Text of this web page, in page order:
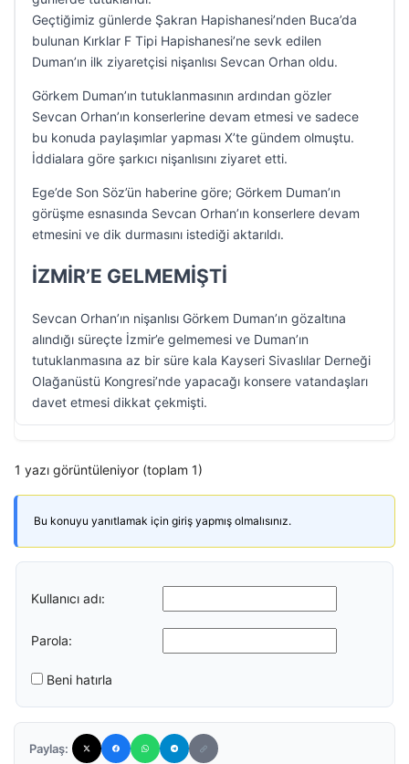
Geçtiğimiz günlerde Şakran Hapishanesi’nden Buca’da
bulunan Kırklar F Tipi Hapishanesi’ne sevk edilen
Duman’ın ilk ziyaretçisi nişanlısı Sevcan Orhan oldu.
Görkem Duman’ın tutuklanmasının ardından gözler
Sevcan Orhan’ın konserlerine devam etmesi ve sadece
bu konuda paylaşımlar yapması X’te gündem olmuştu.
İddialara göre şarkıcı nişanlısını ziyaret etti.
Ege’de Son Söz’ün haberine göre; Görkem Duman’ın
görüşme esnasında Sevcan Orhan’ın konserlere devam
etmesini ve dik durmasını istediği aktarıldı.
İZMİR’E GELMEMİŞTİ
Sevcan Orhan’ın nişanlısı Görkem Duman’ın gözaltına
alındığı süreçte İzmir’e gelmemesi ve Duman’ın
tutuklanmasına az bir süre kala Kayseri Sivaslılar Derneği
Olağanüstü Kongresi’nde yapacağı konsere vatandaşları
davet etmesi dikkat çekmişti.
1 yazı görüntüleniyor (toplam 1)
Bu konuyu yanıtlamak için giriş yapmış olmalısınız.
Kullanıcı adı:
Parola:
Beni hatırla
Paylaş: